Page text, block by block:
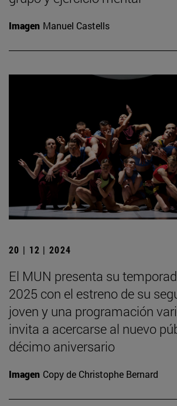
Imagen Manuel Castells
20 | 12 | 2024
El MUN presenta su
2025 con el estreno de su
joven y una programación
invita a acercarse al nuevo
décimo aniversario
Imagen Copy de Christophe Bernard